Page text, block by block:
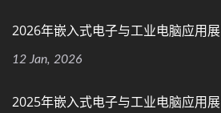
2026年嵌入式电子与工业电脑应用展
12 Jan, 2026
2025年嵌入式电子与工业电脑应用展